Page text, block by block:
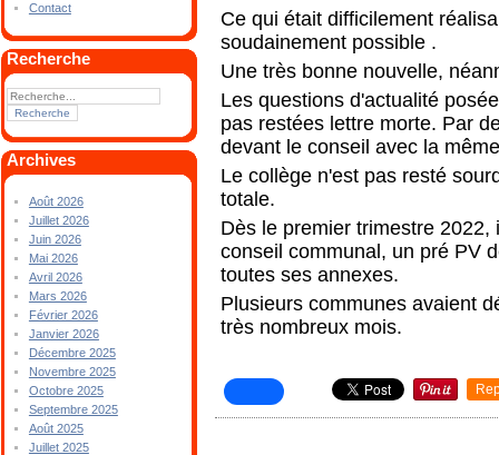
Contact
Recherche
Archives
Août 2026
Juillet 2026
Juin 2026
Mai 2026
Avril 2026
Mars 2026
Février 2026
Janvier 2026
Décembre 2025
Novembre 2025
Octobre 2025
Septembre 2025
Août 2025
Juillet 2025
Ce qui était difficilement
soudainement possible .
Une très bonne nouvelle,
Les questions d'actualité
pas restées lettre morte. Par
devant le conseil avec la
Le collège n'est pas resté
totale.
Dès le premier trimestre
conseil communal, un pré PV
toutes ses annexes.
Plusieurs communes avaient
très nombreux mois.